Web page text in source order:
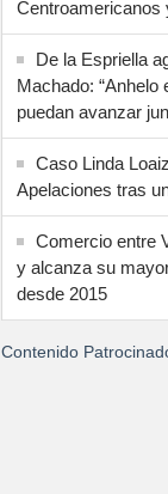
Centroamericanos
De la Espriella
Machado:
puedan avanzar
Caso Linda
Apelaciones tras
Comercio entre
y alcanza su
desde 2015
Contenido